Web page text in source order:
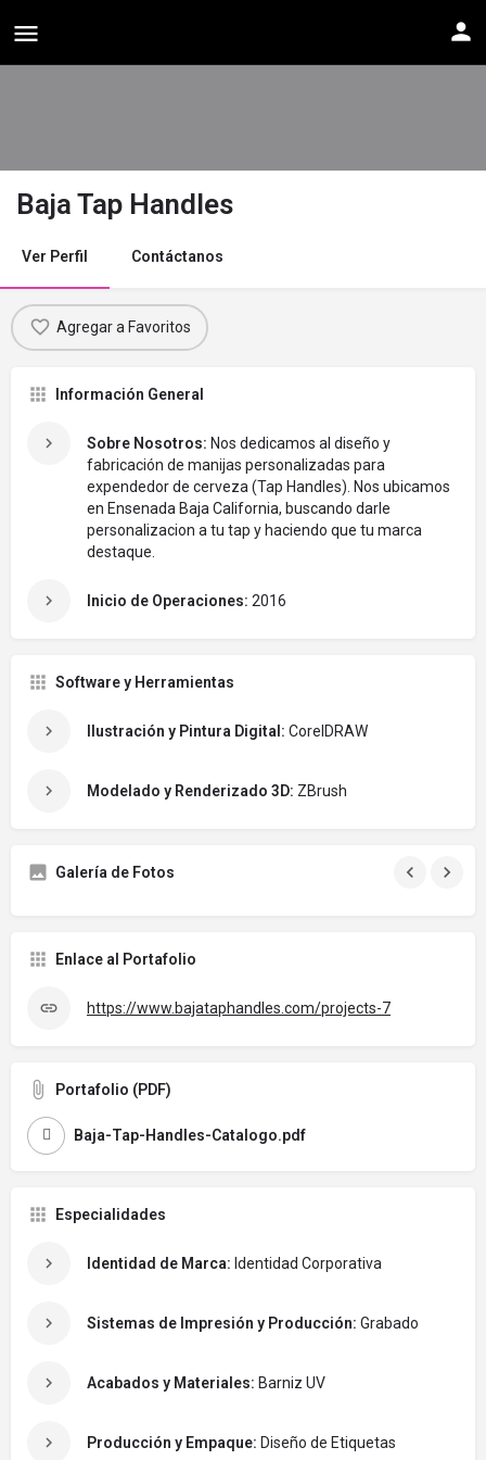
Baja Tap Handles
Ver Perfil Contáctanos
Agregar a Favoritos
Información General
Sobre Nosotros: Nos dedicamos al diseño y
fabricación de manijas personalizadas para
expendedor de cerveza (Tap Handles). Nos ubicamos
en Ensenada Baja California, buscando darle
personalizacion a tu tap y haciendo que tu marca
destaque.
Inicio de Operaciones: 2016
Software y Herramientas
Ilustración y Pintura Digital: CorelDRAW
Modelado y Renderizado 3D: ZBrush
Galería de Fotos
Enlace al Portafolio
https://www.bajataphandles.com/projects-7
Portafolio (PDF)
Baja-Tap-Handles-Catalogo.pdf
Especialidades
Identidad de Marca: Identidad Corporativa
Sistemas de Impresión y Producción: Grabado
Acabados y Materiales: Barniz UV
Producción y Empaque: Diseño de Etiquetas